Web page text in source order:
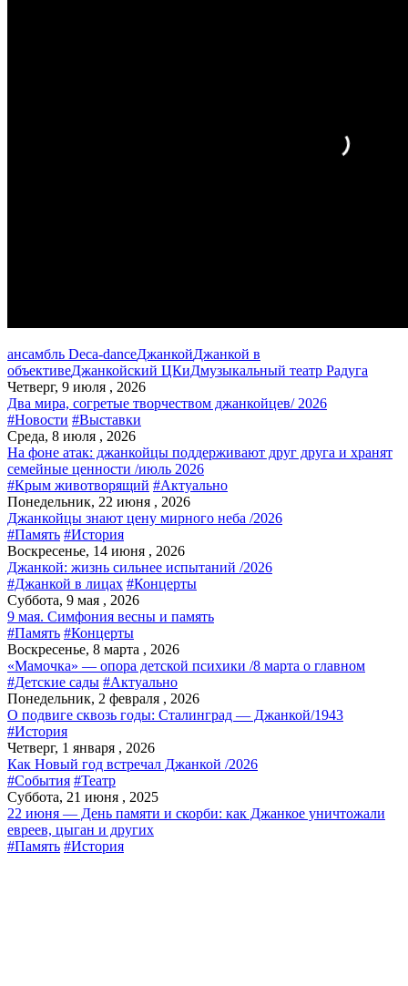
ансамбль Deca-danceДжанкойДжанкой в
объективеДжанкойский ЦКиДмузыкальный театр Радуга
Четверг, 9 июля , 2026
Два мира, согретые творчеством джанкойцев/ 2026
#Новости #Выставки
Среда, 8 июля , 2026
На фоне атак: джанкойцы поддерживают друг друга и хранят
семейные ценности /июль 2026
#Крым животворящий #Актуально
Понедельник, 22 июня , 2026
Джанкойцы знают цену мирного неба /2026
#Память #История
Воскресенье, 14 июня , 2026
Джанкой: жизнь сильнее испытаний /2026
#Джанкой в лицах #Концерты
Суббота, 9 мая , 2026
9 мая. Симфония весны и память
#Память #Концерты
Воскресенье, 8 марта , 2026
«Мамочка» — опора детской психики /8 марта о главном
#Детские сады #Актуально
Понедельник, 2 февраля , 2026
О подвиге сквозь годы: Сталинград — Джанкой/1943
#История
Четверг, 1 января , 2026
Как Новый год встречал Джанкой /2026
#События #Театр
Суббота, 21 июня , 2025
22 июня — День памяти и скорби: как Джанкое уничтожали
евреев, цыган и других
#Память #История